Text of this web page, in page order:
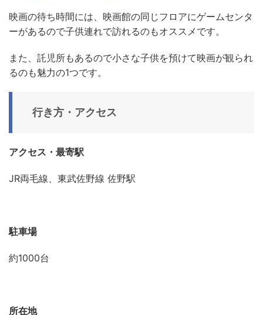
映画の待ち時間には、映画館の同じフロアにゲームセンタ
ーがあるので子供連れで訪れるのもオススメです。
また、託児所もあるので小さな子供を預けて映画が観られ
るのも魅力の1つです。
行き方・アクセス
アクセス・最寄駅
JR両毛線、東武佐野線 佐野駅
駐車場
約1000台
所在地